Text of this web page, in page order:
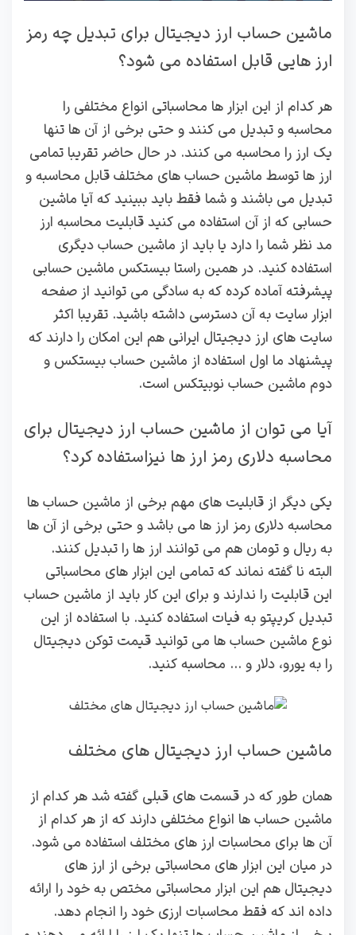
ماشین حساب ارز دیجیتال برای تبدیل چه رمز
ارز هایی قابل استفاده می شود؟
هر کدام از این ابزار ها محاسباتی انواع مختلفی را
محاسبه و تبدیل می کنند و حتی برخی از آن ها تنها
یک ارز را محاسبه می کنند. در حال حاضر تقریبا تمامی
ارز ها توسط ماشین حساب های مختلف قابل محاسبه و
تبدیل می باشند و شما فقط باید ببینید که آیا ماشین
حسابی که از آن استفاده می کنید قابلیت محاسبه ارز
مد نظر شما را دارد یا باید از ماشین حساب دیگری
استفاده کنید. در همین راستا بیستکس ماشین حسابی
پیشرفته آماده کرده که به سادگی می توانید از صفحه
ابزار سایت به آن دسترسی داشته باشید. تقریبا اکثر
سایت های ارز دیجیتال ایرانی هم این امکان را دارند که
پیشنهاد ما اول استفاده از ماشین حساب بیستکس و
دوم ماشین حساب نوبیتکس است.
آیا می توان از ماشین حساب ارز دیجیتال برای
محاسبه دلاری رمز ارز ها نیزاستفاده کرد؟
یکی دیگر از قابلیت های مهم برخی از ماشین حساب ها
محاسبه دلاری رمز ارز ها می باشد و حتی برخی از آن ها
به ریال و تومان هم می توانند ارز ها را تبدیل کنند.
البته نا گفته نماند که تمامی این ابزار های محاسباتی
این قابلیت را ندارند و برای این کار باید از ماشین حساب
تبدیل کریپتو به فیات استفاده کنید. با استفاده از این
نوع ماشین حساب ها می توانید قیمت توکن دیجیتال
را به یورو، دلار و … محاسبه کنید.
ماشین حساب ارز دیجیتال های مختلف
همان طور که در قسمت های قبلی گفته شد هر کدام از
ماشین حساب ها انواع مختلفی دارند که از هر کدام از
آن ها برای محاسبات ارز های مختلف استفاده می شود.
در میان این ابزار های محاسباتی برخی از ارز های
دیجیتال هم این ابزار محاسباتی مختص به خود را ارائه
داده اند که فقط محاسبات ارزی خود را انجام دهد.